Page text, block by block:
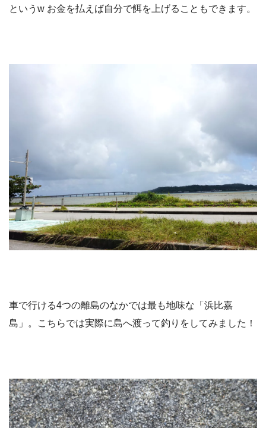
というw お金を払えば自分で餌を上げることもできます。
車で行ける4つの離島のなかでは最も地味な「浜比嘉
島」。こちらでは実際に島へ渡って釣りをしてみました！